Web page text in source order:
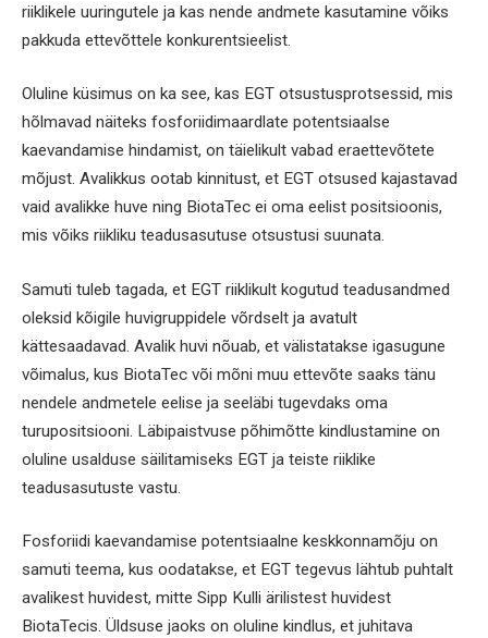
riiklikele uuringutele ja kas nende andmete kasutamine võiks
pakkuda ettevõttele konkurentsieelist.
Oluline küsimus on ka see, kas EGT otsustusprotsessid, mis
hõlmavad näiteks fosforiidimaardlate potentsiaalse
kaevandamise hindamist, on täielikult vabad eraettevõtete
mõjust. Avalikkus ootab kinnitust, et EGT otsused kajastavad
vaid avalikke huve ning BiotaTec ei oma eelist positsioonis,
mis võiks riikliku teadusasutuse otsustusi suunata.
Samuti tuleb tagada, et EGT riiklikult kogutud teadusandmed
oleksid kõigile huvigruppidele võrdselt ja avatult
kättesaadavad. Avalik huvi nõuab, et välistatakse igasugune
võimalus, kus BiotaTec või mõni muu ettevõte saaks tänu
nendele andmetele eelise ja seeläbi tugevdaks oma
turupositsiooni. Läbipaistvuse põhimõtte kindlustamine on
oluline usalduse säilitamiseks EGT ja teiste riiklike
teadusasutuste vastu.
Fosforiidi kaevandamise potentsiaalne keskkonnamõju on
samuti teema, kus oodatakse, et EGT tegevus lähtub puhtalt
avalikest huvidest, mitte Sipp Kulli ärilistest huvidest
BiotaTecis. Üldsuse jaoks on oluline kindlus, et juhitava